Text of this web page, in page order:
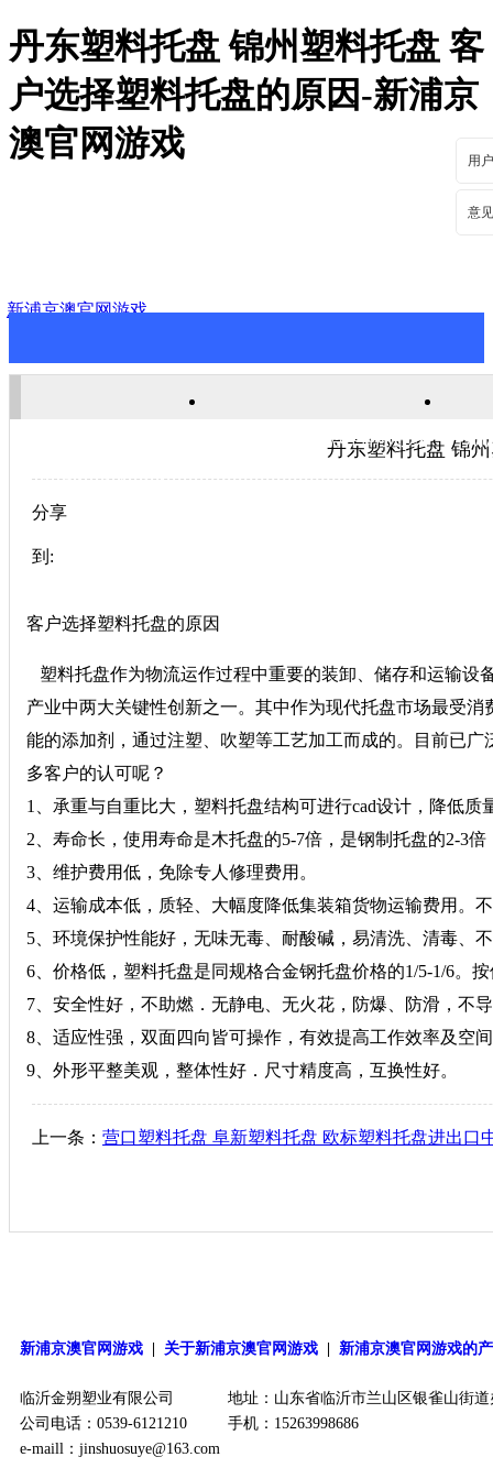
丹东塑料托盘 锦州塑料托盘 客
户选择塑料托盘的原因-新浦京
澳官网游戏
用
意
新浦京澳官网游戏
关于新浦京澳官网游戏 新
丹东塑料托盘 锦
分享
到:
客户选择塑料托盘的原因
塑料托盘作为物流运作过程中重要的装卸、储存和运输设
产业中两大关键性创新之一。其中作为现代托盘市场最受
能的添加剂，通过注塑、吹塑等工艺加工而成的。目前已
多客户的认可呢？
1、承重与自重比大，塑料托盘结构可进行cad设计，降低
2、寿命长，使用寿命是木托盘的5-7倍，是钢制托盘的2-3
3、维护费用低，免除专人修理费用。
4、运输成本低，质轻、大幅度降低集装箱货物运输费用。
5、环境保护性能好，无味无毒、耐酸碱，易清洗、清毒、
6、价格低，塑料托盘是同规格合金钢托盘价格的1/5-1/6。
7、安全性好，不助燃．无静电、无火花，防爆、防滑，不
8、适应性强，双面四向皆可操作，有效提高工作效率及
9、外形平整美观，整体性好．尺寸精度高，互换性好。
上一条： 营口塑料托盘 阜新塑料托盘 欧标塑料托盘进出口
新浦京澳官网游戏 关于新浦京澳官网游戏 新浦京澳官网游戏的
临沂金朔塑业有限公司
地址：山东省临沂市兰山区银雀山街
公司电话：0539-6121210
手机：15263998686
e-maill： jinshuosuye@163.com